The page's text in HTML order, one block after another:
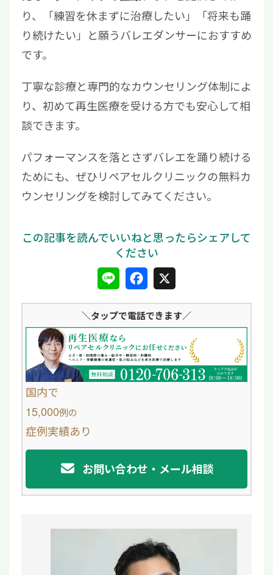
り、「練習を休まずに治療したい」「将来も踊
り続けたい」と願うバレエダンサーにおすすめ
です。
丁寧な診療と専門的なカウンセリング体制によ
り、初めて再生医療を受ける方でも安心して相
談できます。
パフォーマンスを落とさずバレエを踊り続ける
ためにも、ぜひリペアセルクリニックの無料カ
ウンセリングを検討してみてください。
L
n
e
F
c
e
b
o
X
＼タップで電話できます／
国内で
15,000例の
症例実績あり
お問い合わせ・メール相談